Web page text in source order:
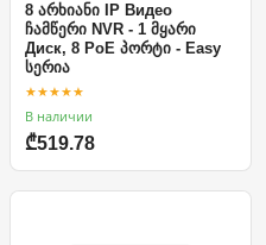
8 არხიანი IP Видео
ჩამწერი NVR - 1 მყარი
Диск, 8 PoE პორტი - Easy
სერია
★★★★★
В наличии
₾519.78